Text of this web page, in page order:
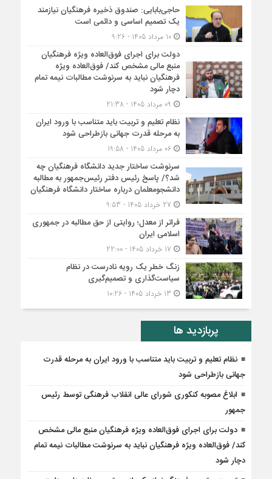
حاجی‌بابایی: صندوق ذخیره فرهنگیان نیازمند
یک تصمیم اساسی و دائمی است
10 مرداد 1405 - 9:26
دولت برای اجرای فوق‌العاده ویژه فرهنگیان
منبع مالی مشخص کند/ فوق‌العاده ویژه
فرهنگیان نباید به سرنوشت مطالبات نیمه‌ تمام
دچار شود
نظام تعلیم و تربیت باید متناسب با ورود ایران
به مرحله قدرت جهانی بازطراحی شود
06 مرداد 1405 - 19:58
سرنوشت ساختار جدید دانشگاه فرهنگیان چه
شد؟/ پاسخ رئیس دفتر رئیس‌جمهور به مطالبه
دانشجومعلمان درباره ساختار دانشگاه فرهنگیان
فراتر از معدل؛ روایتی از حق مطالبه در جمهوری
اسلامی ایران
زنگ خطر یک رویه نادرست در نظام
سیاست‌گذاری و تصمیم‌گیری
پربازدید ها
نظام تعلیم و تربیت باید متناسب با ورود ایران به مرحله قدرت
جهانی بازطراحی شود
ابلاغ مصوبه کنکوری شورای عالی انقلاب فرهنگی توسط رئیس
جمهور
دولت برای اجرای فوق‌العاده ویژه فرهنگیان منبع مالی مشخص
کند/ فوق‌العاده ویژه فرهنگیان نباید به سرنوشت مطالبات نیمه‌ تمام
دچار شود